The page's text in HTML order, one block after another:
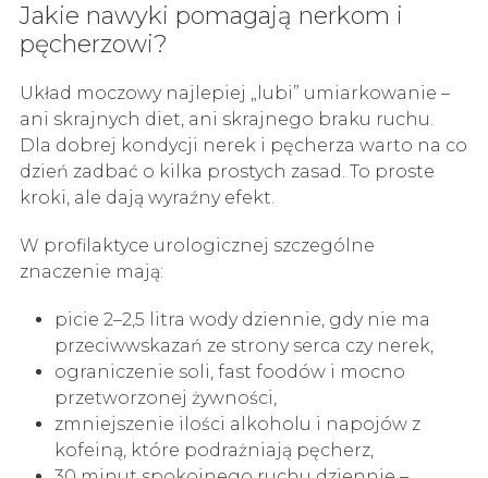
Jakie nawyki pomagają nerkom i
pęcherzowi?
Układ moczowy najlepiej „lubi” umiarkowanie –
ani skrajnych diet, ani skrajnego braku ruchu.
Dla dobrej kondycji nerek i pęcherza warto na co
dzień zadbać o kilka prostych zasad. To proste
kroki, ale dają wyraźny efekt.
W profilaktyce urologicznej szczególne
znaczenie mają:
picie 2–2,5 litra wody dziennie, gdy nie ma
przeciwwskazań ze strony serca czy nerek,
ograniczenie soli, fast foodów i mocno
przetworzonej żywności,
zmniejszenie ilości alkoholu i napojów z
kofeiną, które podrażniają pęcherz,